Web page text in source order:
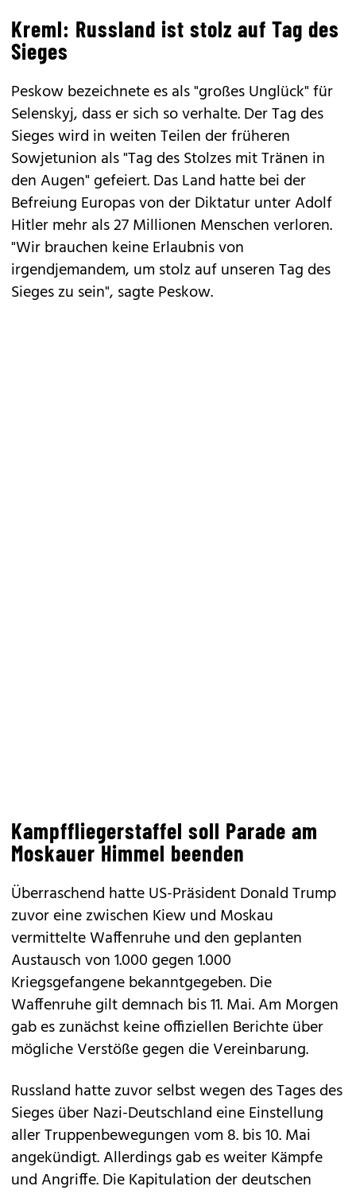
Kreml: Russland ist stolz auf Tag des
Sieges
Peskow bezeichnete es als "großes Unglück" für
Selenskyj, dass er sich so verhalte. Der Tag des
Sieges wird in weiten Teilen der früheren
Sowjetunion als "Tag des Stolzes mit Tränen in
den Augen" gefeiert. Das Land hatte bei der
Befreiung Europas von der Diktatur unter Adolf
Hitler mehr als 27 Millionen Menschen verloren.
"Wir brauchen keine Erlaubnis von
irgendjemandem, um stolz auf unseren Tag des
Sieges zu sein", sagte Peskow.
Kampffliegerstaffel soll Parade am
Moskauer Himmel beenden
Überraschend hatte US-Präsident Donald Trump
zuvor eine zwischen Kiew und Moskau
vermittelte Waffenruhe und den geplanten
Austausch von 1.000 gegen 1.000
Kriegsgefangene bekanntgegeben. Die
Waffenruhe gilt demnach bis 11. Mai. Am Morgen
gab es zunächst keine offiziellen Berichte über
mögliche Verstöße gegen die Vereinbarung.
Russland hatte zuvor selbst wegen des Tages des
Sieges über Nazi-Deutschland eine Einstellung
aller Truppenbewegungen vom 8. bis 10. Mai
angekündigt. Allerdings gab es weiter Kämpfe
und Angriffe. Die Kapitulation der deutschen